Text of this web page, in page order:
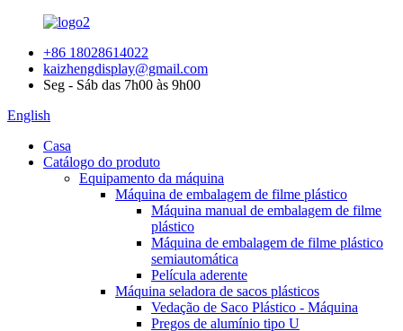
+86 18028614022
kaizhengdisplay@gmail.com
Seg - Sáb das 7h00 às 9h00
English
Casa
Catálogo do produto
Equipamento da máquina
Máquina de embalagem de filme plástico
Máquina manual de embalagem de filme
plástico
Máquina de embalagem de filme plástico
semiautomática
Película aderente
Máquina seladora de sacos plásticos
Vedação de Saco Plástico - Máquina
Pregos de alumínio tipo U